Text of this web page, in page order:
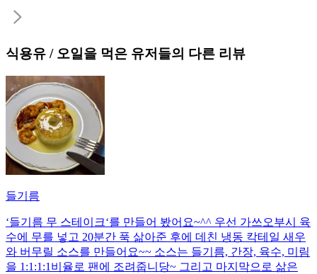
식용유 / 오일 을 먹은 유저들의 다른 리뷰
들기름
‘들기름 무 스테이크‘를 만들어 봤어요~^^ 우선 가쓰오부시 육
수에 무를 넣고 20분간 푹 삶아준 후에 데친 냉동 칵테일 새우
와 버무릴 소스를 만들어요~~ 소스는 들기름, 간장, 육수, 미림
을 1:1:1:1비율로 팬에 조려줍니당~ 그리고 마지막으로 삶은